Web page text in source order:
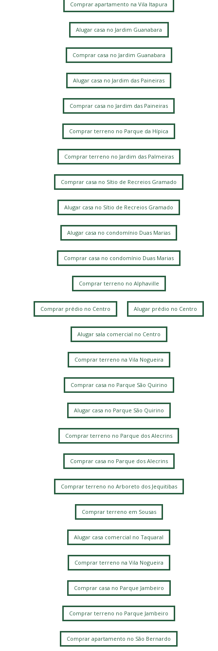
Comprar apartamento na Vila Itapura
Alugar casa no Jardim Guanabara
Comprar casa no Jardim Guanabara
Alugar casa no Jardim das Paineiras
Comprar casa no Jardim das Paineiras
Comprar terreno no Parque da Hípica
Comprar terreno no Jardim das Palmeiras
Comprar casa no Sítio de Recreios Gramado
Alugar casa no Sítio de Recreios Gramado
Alugar casa no condomínio Duas Marias
Comprar casa no condomínio Duas Marias
Comprar terreno no Alphaville
Comprar prédio no Centro Alugar prédio no Centro
Alugar sala comercial no Centro
Comprar terreno na Vila Nogueira
Comprar casa no Parque São Quirino
Alugar casa no Parque São Quirino
Comprar terreno no Parque dos Alecrins
Comprar casa no Parque dos Alecrins
Comprar terreno no Arboreto dos Jequitibas
Comprar terreno em Sousas
Alugar casa comercial no Taquaral
Comprar terreno na Vila Nogueira
Comprar casa no Parque Jambeiro
Comprar terreno no Parque Jambeiro
Comprar apartamento no São Bernardo